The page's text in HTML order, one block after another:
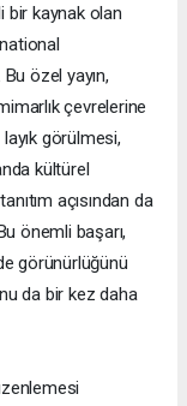
bir kaynak olan
özel yayın,
çevrelerine
layık görülmesi,
kültürel
açısından da
önemli başarı,
görünürlüğünü
da bir kez daha